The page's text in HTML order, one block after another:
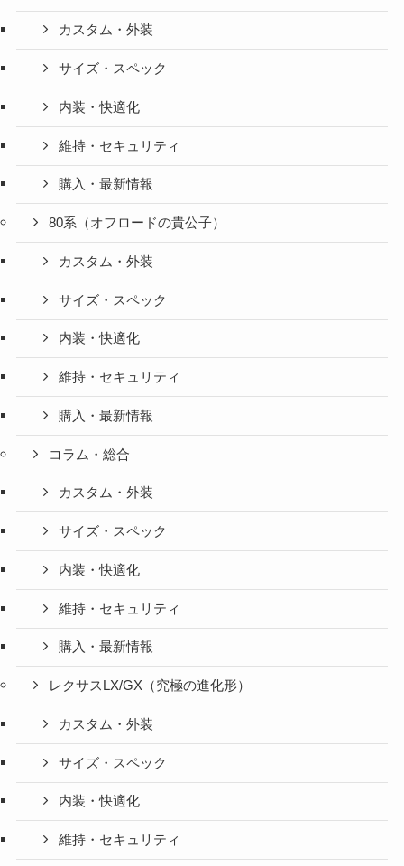
カスタム・外装
サイズ・スペック
内装・快適化
維持・セキュリティ
購入・最新情報
80系（オフロードの貴公子）
カスタム・外装
サイズ・スペック
内装・快適化
維持・セキュリティ
購入・最新情報
コラム・総合
カスタム・外装
サイズ・スペック
内装・快適化
維持・セキュリティ
購入・最新情報
レクサスLX/GX（究極の進化形）
カスタム・外装
サイズ・スペック
内装・快適化
維持・セキュリティ